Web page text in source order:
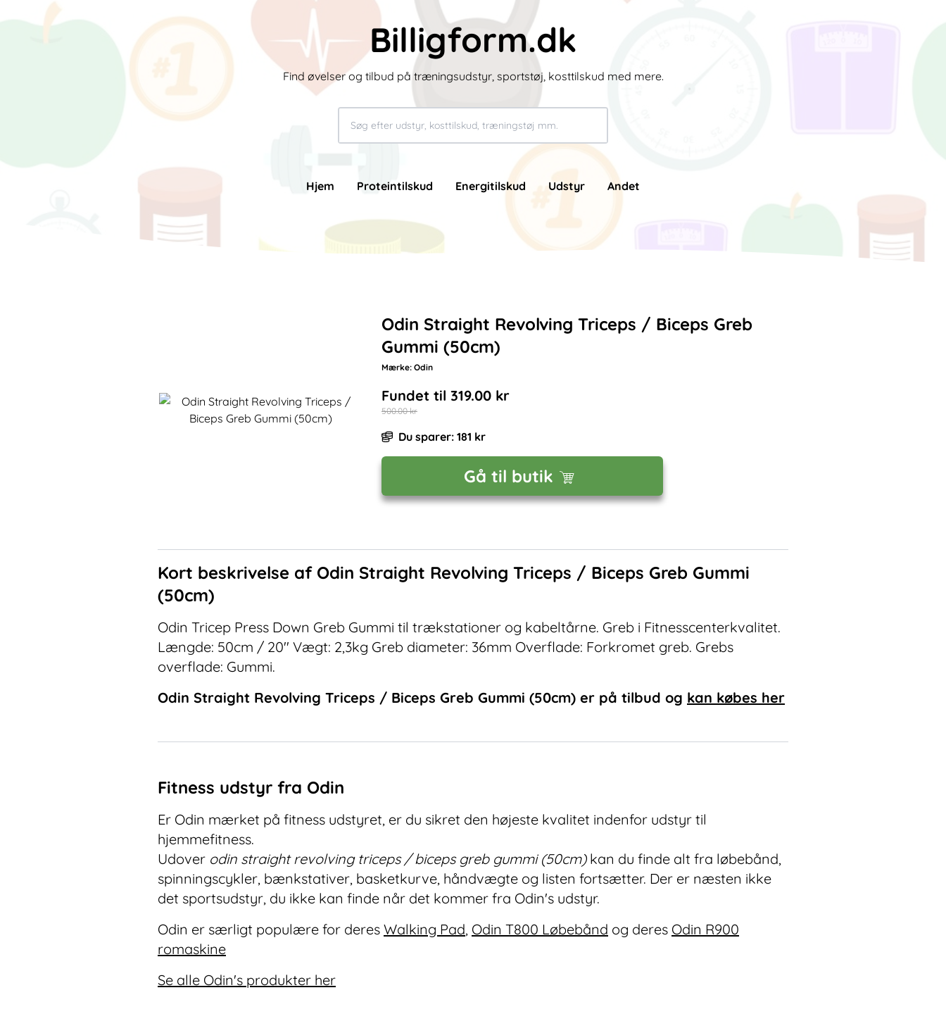
Billigform.dk
Find øvelser og tilbud på træningsudstyr, sportstøj, kosttilskud med mere.
Hjem Proteintilskud Energitilskud Udstyr Andet
Odin Straight Revolving Triceps / Biceps Greb
Gummi (50cm)
Mærke: Odin
Fundet til 319.00 kr
500.00kr
Du sparer: 181 kr
Gå til butik
Kort beskrivelse af Odin Straight Revolving Triceps / Biceps Greb Gummi
(50cm)
Odin Tricep Press Down Greb Gummi til trækstationer og kabeltårne. Greb i Fitnesscenterkvalitet.
Længde: 50cm / 20'' Vægt: 2,3kg Greb diameter: 36mm Overflade: Forkromet greb. Grebs
overflade: Gummi.
Odin Straight Revolving Triceps / Biceps Greb Gummi (50cm) er på tilbud og kan købes her
Fitness udstyr fra Odin
Er Odin mærket på fitness udstyret, er du sikret den højeste kvalitet indenfor udstyr til
hjemmefitness.
Udover odin straight revolving triceps / biceps greb gummi (50cm)kan du finde alt fra løbebånd,
spinningscykler, bænkstativer, basketkurve, håndvægte og listen fortsætter. Der er næsten ikke
det sportsudstyr, du ikke kan finde når det kommer fra Odin's udstyr.
Odin er særligt populære for deres Walking Pad, Odin T800 Løbebånd og deres Odin R900
romaskine
Se alle Odin's produkter her